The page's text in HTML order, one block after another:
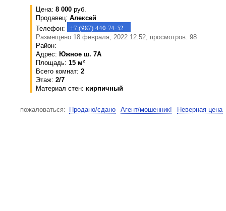
Цена: 8 000 руб.
Продавец: Алексей
Телефон:
Размещено 18 февраля, 2022 12:52, просмотров: 98
Район:
Адрес: Южное ш. 7А
Площадь: 15 м²
Всего комнат: 2
Этаж: 2/7
Материал стен: кирпичный
пожаловаться: Продано/сдано Агент/мошенник! Неверная цена